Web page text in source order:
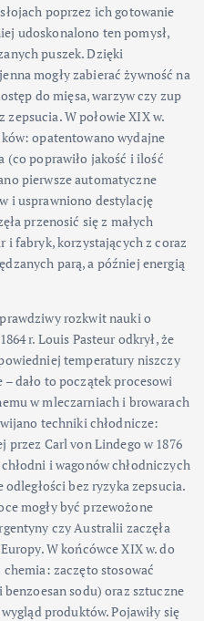
poprzez ich gotowanie
udoskonalono ten pomysł,
puszek. Dzięki
mogły zabierać żywność na
do mięsa, warzyw czy zup
W połowie XIX w.
opatentowano wydajne
(co poprawiło jakość i ilość
pierwsze automatyczne
i usprawniono destylację
przenosić się z małych
i fabryk, korzystających z coraz
parą, a później energią
rozkwit nauki o
r. Louis Pasteur odkrył, że
temperatury niszczy
dało to początek procesowi
w mleczarniach i browarach
techniki chłodnicze:
przez Carl von Lindego w 1876
i wagonów chłodniczych
bez ryzyka zepsucia.
mogły być przewożone
czy Australii zaczęła
W końcówce XIX w. do
zaczęto stosować
sodu) oraz sztuczne
produktów. Pojawiły się